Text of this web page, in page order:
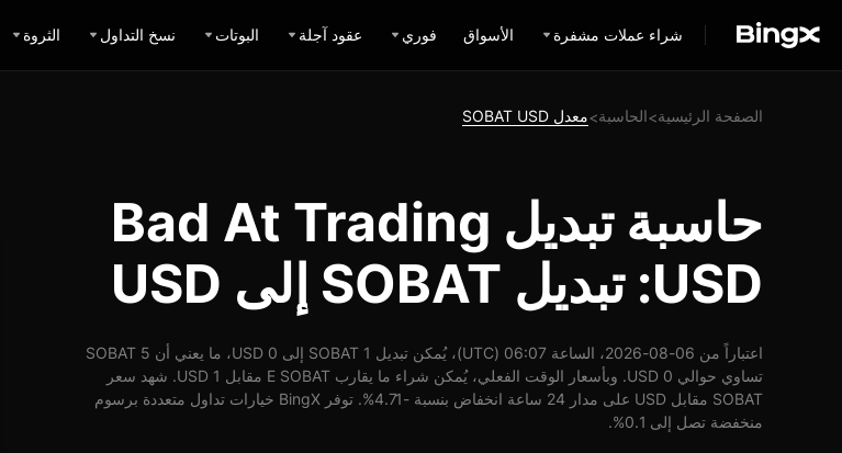
شراء عملات مشفرة الأسواق فوري عقود آجلة البوتات نسخ التداول الثروة
الصفحة الرئيسية>الحاسبة>معدل SOBAT USD
حاسبة تبديل Bad At Trading
USD: تبديل SOBAT إلى USD
اعتباراً من 06-08-2026، الساعة 06:07 (UTC)، يُمكن تبديل 1 SOBAT إلى 0 USD، ما يعني أن 5 SOBAT
تساوي حوالي 0 USD. وبأسعار الوقت الفعلي، يُمكن شراء ما يقارب E SOBAT مقابل 1 USD. شهد سعر
SOBAT مقابل USD على مدار 24 ساعة انخفاض بنسبة -4.71%. توفر BingX خيارات تداول متعددة برسوم
منخفضة تصل إلى 0.1%.